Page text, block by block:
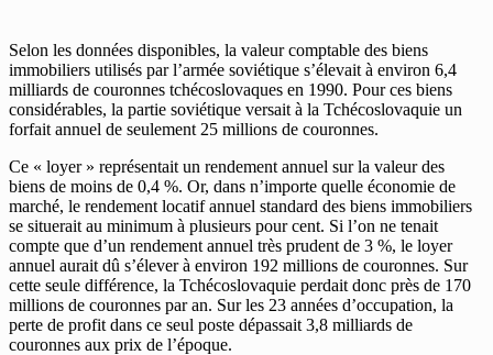
Selon les données disponibles, la valeur comptable des biens
immobiliers utilisés par l’armée soviétique s’élevait à environ 6,4
milliards de couronnes tchécoslovaques en 1990. Pour ces biens
considérables, la partie soviétique versait à la Tchécoslovaquie un
forfait annuel de seulement 25 millions de couronnes.
Ce « loyer » représentait un rendement annuel sur la valeur des
biens de moins de 0,4 %. Or, dans n’importe quelle économie de
marché, le rendement locatif annuel standard des biens immobiliers
se situerait au minimum à plusieurs pour cent. Si l’on ne tenait
compte que d’un rendement annuel très prudent de 3 %, le loyer
annuel aurait dû s’élever à environ 192 millions de couronnes. Sur
cette seule différence, la Tchécoslovaquie perdait donc près de 170
millions de couronnes par an. Sur les 23 années d’occupation, la
perte de profit dans ce seul poste dépassait 3,8 milliards de
couronnes aux prix de l’époque.